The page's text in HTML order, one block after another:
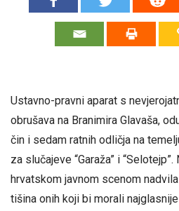
Ustavno-pravni aparat s
obrušava na Branimira Glavaša,
čin i sedam ratnih odličja na
za slučajeve “Garaža” i
hrvatskom javnom scenom
tišina onih koji bi morali